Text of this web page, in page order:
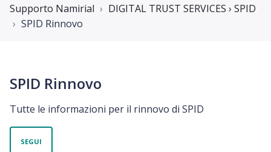
Supporto Namirial
DIGITAL TRUST SERVICES › SPID
SPID Rinnovo
SPID Rinnovo
Tutte le informazioni per il rinnovo di SPID
SEGUI